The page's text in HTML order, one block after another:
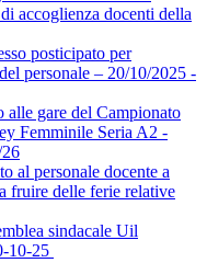
accoglienza docenti della
posticipato per
personale – 20/10/2025 -
gare del Campionato
Femminile Seria A2 -
al personale docente a
fruire delle ferie relative
sindacale Uil
10-25